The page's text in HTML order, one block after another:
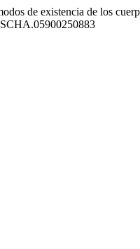
de existencia de los